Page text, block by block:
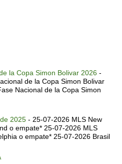
la Copa Simon Bolivar 2026 -
de la Copa Simon Bolivar
Nacional de la Copa Simon
2025 - 25-07-2026 MLS New
o empate* 25-07-2026 MLS
o empate* 25-07-2026 Brasil